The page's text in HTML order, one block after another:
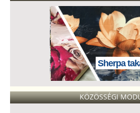
Sherpa
KÖZÖSSÉGI